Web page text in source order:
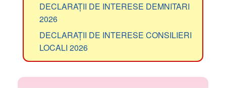
DECLARAȚII DE INTERESE DEMNITARI
2026
DECLARAȚII DE INTERESE CONSILIERI
LOCALI 2026